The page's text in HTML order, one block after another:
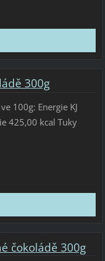
300g
100g: Energie KJ
425,00 kcal Tuky
čokoládě 300g